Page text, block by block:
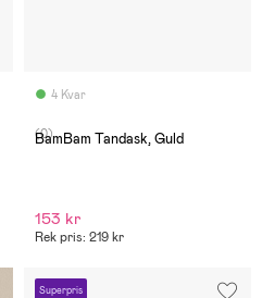
4 Kvar
(0)
BamBam Tandask, Guld
153 kr
Rek pris: 219 kr
Superpris